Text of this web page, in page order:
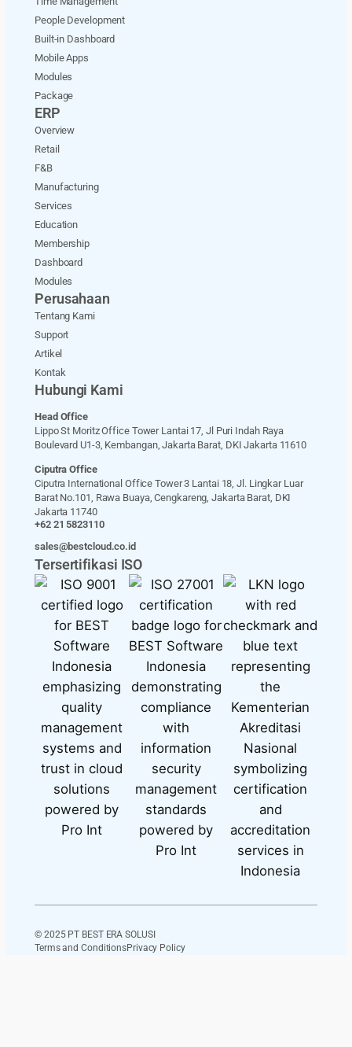
People Development
Built-in Dashboard
Mobile Apps
Modules
Package
ERP
Overview
Retail
F&B
Manufacturing
Services
Education
Membership
Dashboard
Modules
Perusahaan
Tentang Kami
Support
Artikel
Kontak
Hubungi Kami
Head Office
Lippo St Moritz Office Tower Lantai 17, Jl Puri Indah Raya
Boulevard U1-3, Kembangan, Jakarta Barat, DKI Jakarta 11610
Ciputra Office
Ciputra International Office Tower 3 Lantai 18, Jl. Lingkar Luar
Barat No.101, Rawa Buaya, Cengkareng, Jakarta Barat, DKI
Jakarta 11740
+62 21 5823110
sales@bestcloud.co.id
Tersertifikasi ISO
© 2025 PT BEST ERA SOLUSI
Terms and ConditionsPrivacy Policy